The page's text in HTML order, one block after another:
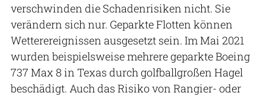
verschwinden die Schadenrisiken nicht. Sie
verändern sich nur. Geparkte Flotten können
Wetterereignissen ausgesetzt sein. Im Mai 2021
wurden beispielsweise mehrere geparkte Boeing
737 Max 8 in Texas durch golfballgroßen Hagel
beschädigt. Auch das Risiko von Rangier- oder